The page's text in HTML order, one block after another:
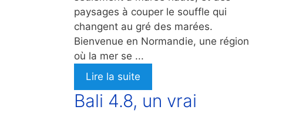
paysages à couper le souffle qui
changent au gré des marées.
Bienvenue en Normandie, une région
où la mer se ...
Lire la suite
Bali 4.8, un vrai